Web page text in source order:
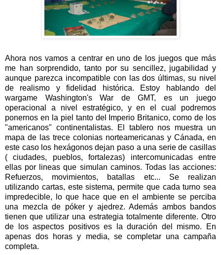
Ahora nos vamos a centrar en uno de los juegos que más
me han sorprendido, tanto por su sencillez, jugabilidad y
aunque parezca incompatible con las dos últimas, su nivel
de realismo y fidelidad histórica. Estoy hablando del
wargame Washington's War de GMT, es un juego
operacional a nivel estratégico, y en el cual podremos
ponernos en la piel tanto del Imperio Britanico, como de los
"americanos" continentalistas. El tablero nos muestra un
mapa de las trece colonias norteamericanas y Cánada, en
este caso los hexágonos dejan paso a una serie de casillas
( ciudades, pueblos, fortalezas) intercomunicadas entre
ellas por lineas que simulan caminos. Todas las acciones:
Refuerzos, movimientos, batallas etc... Se realizan
utilizando cartas, este sistema, permite que cada turno sea
impredecible, lo que hace que en el ambiente se perciba
una mezcla de póker y ajedrez. Además ambos bandos
tienen que utilizar una estrategia totalmente diferente. Otro
de los aspectos positivos es la duración del mismo. En
apenas dos horas y media, se completar una campaña
completa.